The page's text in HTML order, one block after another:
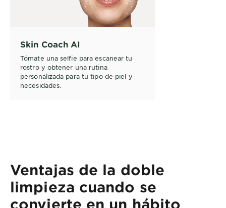
Skin Coach AI
Tómate una selfie para escanear tu
rostro y obtener una rutina
personalizada para tu tipo de piel y
necesidades.
Ventajas de la doble
limpieza cuando se
convierte en un hábito